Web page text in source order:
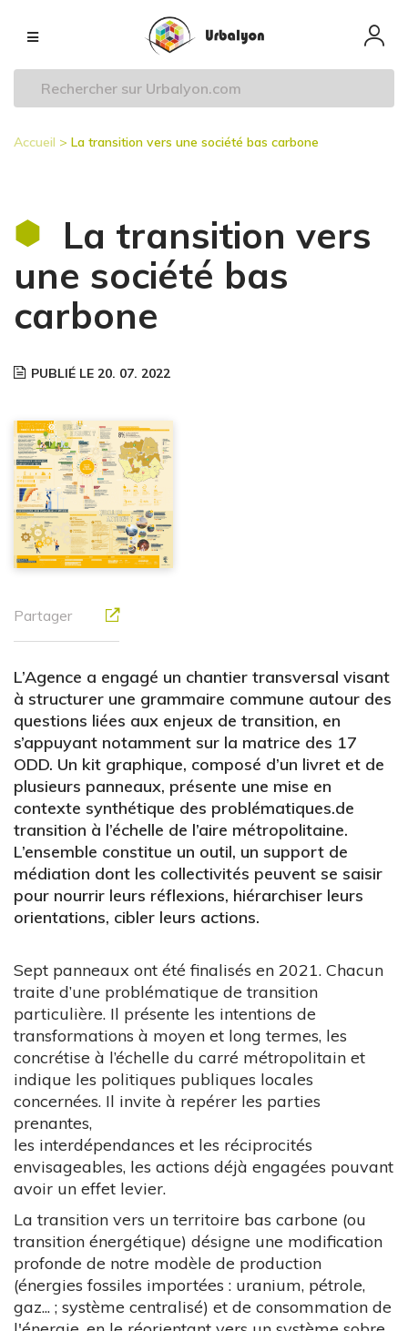
principal
Navigation
principale
Accueil La transition vers une société bas carbone
La transition vers
une société bas
carbone
PUBLIÉ LE 20. 07. 2022
Partager
L’Agence a engagé un chantier transversal visant
à structurer une grammaire commune autour des
questions liées aux enjeux de transition, en
s’appuyant notamment sur la matrice des 17
ODD. Un kit graphique, composé d’un livret et de
plusieurs panneaux, présente une mise en
contexte synthétique des problématiques.de
transition à l’échelle de l’aire métropolitaine.
L’ensemble constitue un outil, un support de
médiation dont les collectivités peuvent se saisir
pour nourrir leurs réflexions, hiérarchiser leurs
orientations, cibler leurs actions.
Sept panneaux ont été finalisés en 2021. Chacun
traite d’une problématique de transition
particulière. Il présente les intentions de
transformations à moyen et long termes, les
concrétise à l’échelle du carré métropolitain et
indique les politiques publiques locales
concernées. Il invite à repérer les parties
prenantes,
les interdépendances et les réciprocités
envisageables, les actions déjà engagées pouvant
avoir un effet levier.
La transition vers un territoire bas carbone (ou
transition énergétique) désigne une modification
profonde de notre modèle de production
(énergies fossiles importées : uranium, pétrole,
gaz... ; système centralisé) et de consommation de